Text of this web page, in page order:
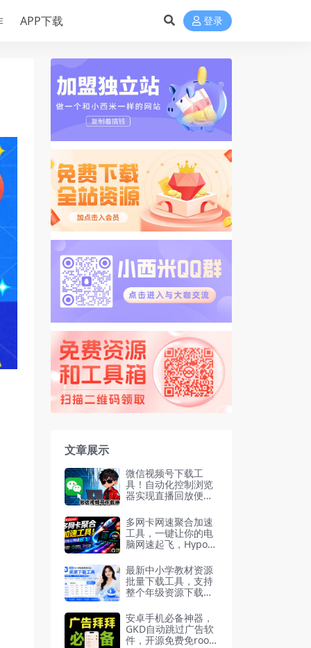
APP下载 登录
文章展示
微信视频号下载工
具！自动化控制浏览
器实现直播回放便捷
多网卡网速聚合加速
工具，一键让你的电
脑网速起飞，HypoM
技
最新中小学教材资源
批量下载工具，支持
整个年级资源下载，
频高清无水印
安卓手机必备神器，
GKD自动跳过广告软
件，开源免费免root